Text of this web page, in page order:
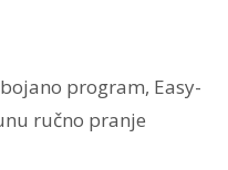
program, Easy-
ručno pranje